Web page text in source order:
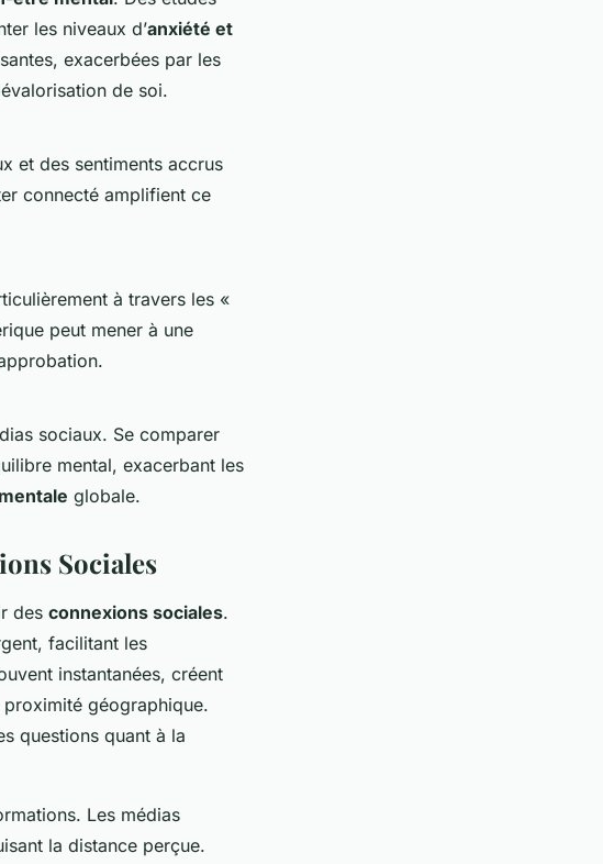
les niveaux d’anxiété et
exacerbées par les
de soi.
et des sentiments accrus
connecté amplifient ce
à travers les «
peut mener à une
sociaux. Se comparer
mental, exacerbant les
globale.
Sociales
des connexions sociales.
facilitant les
instantanées, créent
géographique.
questions quant à la
Les médias
la distance perçue.